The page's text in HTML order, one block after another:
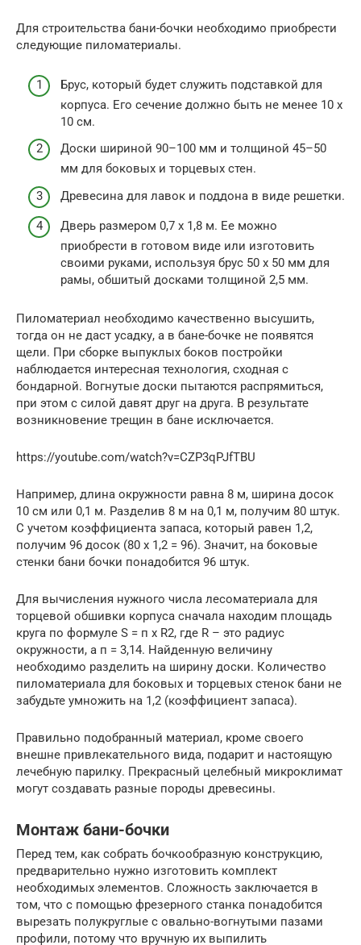
Для строительства бани-бочки необходимо приобрести
следующие пиломатериалы.
Брус, который будет служить подставкой для
корпуса. Его сечение должно быть не менее 10 х
10 см.
Доски шириной 90–100 мм и толщиной 45–50
мм для боковых и торцевых стен.
Древесина для лавок и поддона в виде решетки.
Дверь размером 0,7 х 1,8 м. Ее можно
приобрести в готовом виде или изготовить
своими руками, используя брус 50 х 50 мм для
рамы, обшитый досками толщиной 2,5 мм.
Пиломатериал необходимо качественно высушить,
тогда он не даст усадку, а в бане-бочке не появятся
щели. При сборке выпуклых боков постройки
наблюдается интересная технология, сходная с
бондарной. Вогнутые доски пытаются распрямиться,
при этом с силой давят друг на друга. В результате
возникновение трещин в бане исключается.
https://youtube.com/watch?v=CZP3qPJfTBU
Например, длина окружности равна 8 м, ширина досок
10 см или 0,1 м. Разделив 8 м на 0,1 м, получим 80 штук.
С учетом коэффициента запаса, который равен 1,2,
получим 96 досок (80 х 1,2 = 96). Значит, на боковые
стенки бани бочки понадобится 96 штук.
Для вычисления нужного числа лесоматериала для
торцевой обшивки корпуса сначала находим площадь
круга по формуле S = п х R2, где R – это радиус
окружности, а п = 3,14. Найденную величину
необходимо разделить на ширину доски. Количество
пиломатериала для боковых и торцевых стенок бани не
забудьте умножить на 1,2 (коэффициент запаса).
Правильно подобранный материал, кроме своего
внешне привлекательного вида, подарит и настоящую
лечебную парилку. Прекрасный целебный микроклимат
могут создавать разные породы древесины.
Монтаж бани-бочки
Перед тем, как собрать бочкообразную конструкцию,
предварительно нужно изготовить комплект
необходимых элементов. Сложность заключается в
том, что с помощью фрезерного станка понадобится
вырезать полукруглые с овально-вогнутыми пазами
профили, потому что вручную их выпилить